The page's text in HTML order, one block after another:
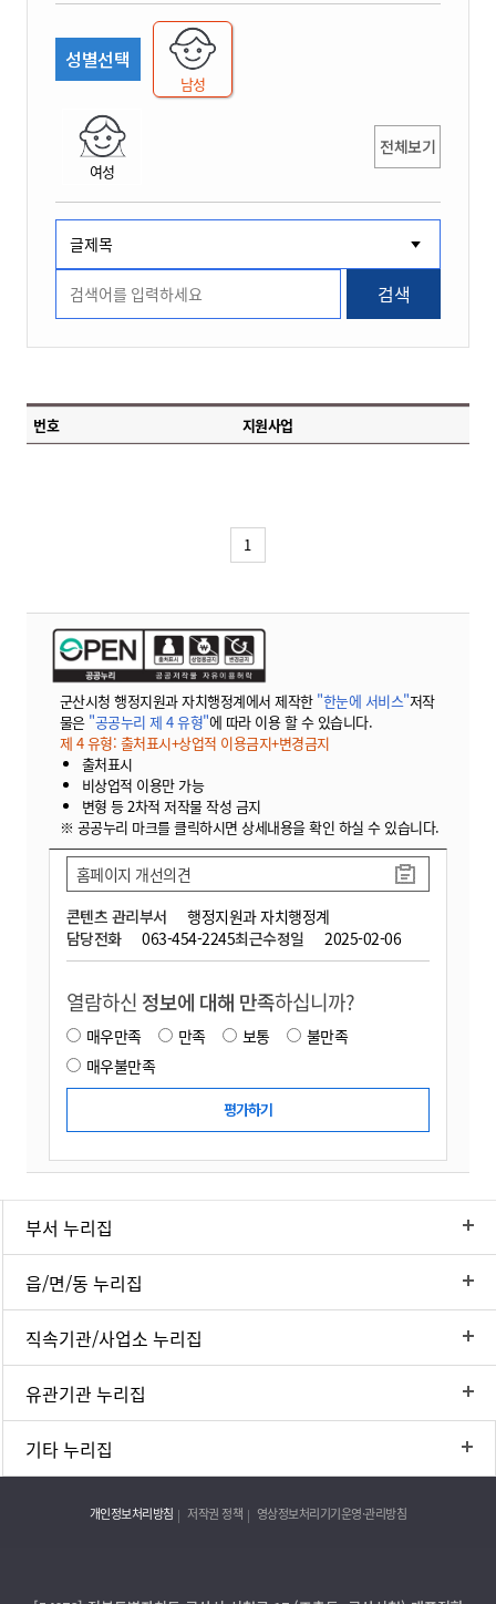
성별선택
남성
여성
전체보기
검색
번호 지원사업
1
군산시청 행정지원과 자치행정계에서 제작한 "한눈에 서비스"저작
물은 "공공누리 제 4 유형"에 따라 이용 할 수 있습니다.
제 4 유형: 출처표시+상업적 이용금지+변경금지
출처표시
비상업적 이용만 가능
변형 등 2차적 저작물 작성 금지
※ 공공누리 마크를 클릭하시면 상세내용을 확인 하실 수 있습니다.
콘텐츠 관리부서
행정지원과 자치행정계
담당전화
063-454-2245최근수정일 2025-02-06
홈페이지 개선의견
열람하신 정보에 대해 만족하십니까?
매우만족 만족 보통
불만족
매우불만족
부서 누리집
읍/면/동 누리집
직속기관/사업소 누리집
유관기관 누리집
기타 누리집
개인정보처리방침 저작권 정책 영상정보처리기기운영·관리방침